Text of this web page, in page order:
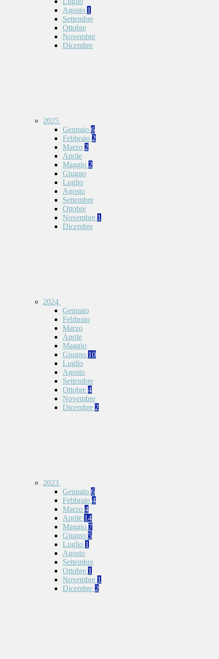
Agosto 1
Settembre
Ottobre
Novembre
Dicembre
2025
Gennaio 6
Febbraio 2
Marzo 2
Aprile
Maggio 2
Giugno
Luglio
Agosto
Settembre
Ottobre
Novembre 1
Dicembre
2024
Gennaio
Febbraio
Marzo
Aprile
Maggio
Giugno 10
Luglio
Agosto
Settembre
Ottobre 4
Novembre
Dicembre 2
2023
Gennaio 6
Febbraio 4
Marzo 4
Aprile 14
Maggio 7
Giugno 5
Luglio 1
Agosto
Settembre
Ottobre 1
Novembre 1
Dicembre 2